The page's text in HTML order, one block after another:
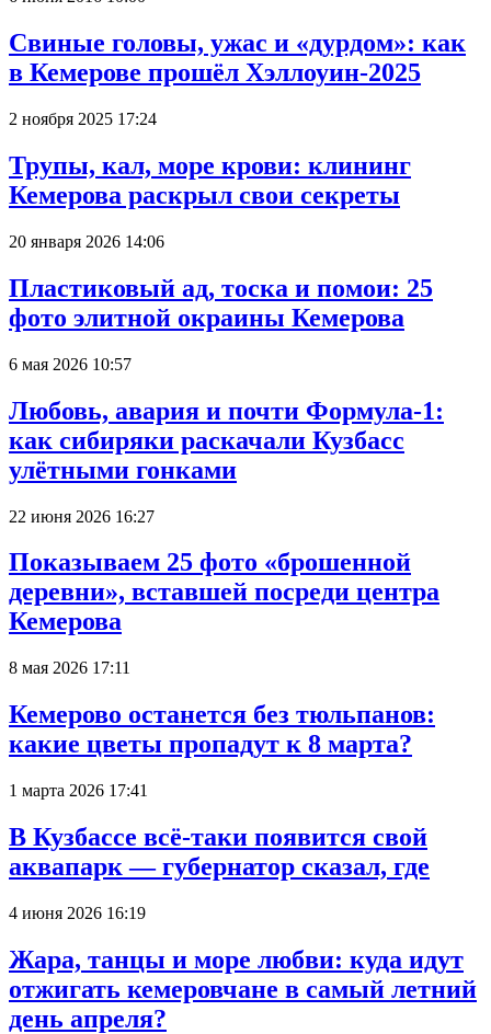
Свиные головы, ужас и «дурдом»: как
в Кемерове прошёл Хэллоуин-2025
2 ноября 2025 17:24
Трупы, кал, море крови: клининг
Кемерова раскрыл свои секреты
20 января 2026 14:06
Пластиковый ад, тоска и помои: 25
фото элитной окраины Кемерова
6 мая 2026 10:57
Любовь, авария и почти Формула-1:
как сибиряки раскачали Кузбасс
улётными гонками
22 июня 2026 16:27
Показываем 25 фото «брошенной
деревни», вставшей посреди центра
Кемерова
8 мая 2026 17:11
Кемерово останется без тюльпанов:
какие цветы пропадут к 8 марта?
1 марта 2026 17:41
В Кузбассе всё-таки появится свой
аквапарк — губернатор сказал, где
4 июня 2026 16:19
Жара, танцы и море любви: куда идут
отжигать кемеровчане в самый летний
день апреля?